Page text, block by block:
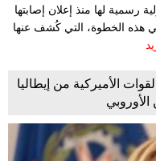
رسمية لها منذ إعلان إصابتها
في أوائل عام 2024. وتأتي هذه الخطوة، التي كُشف عنها
الأميركية من إيطاليا
الأوروبي